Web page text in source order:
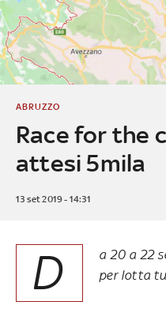
Race for the
attesi 5mila
ABRUZZO
13 set 2019 - 14:31
D
a 20 a 22
per lotta